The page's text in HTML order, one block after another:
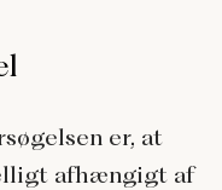
er, at
afhængigt af